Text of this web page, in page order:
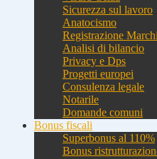
Sicurezza sul lavoro
Anatocismo
Registrazione
Analisi di bilancio
Privacy e Dps
Progetti europei
Consulenza legale
Notarile
Domande comuni
Bonus fiscali
Superbonus al 110%
Bonus